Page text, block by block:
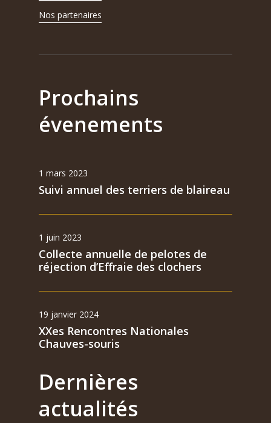
Nos partenaires
Prochains
évenements
1 mars 2023
Suivi annuel des terriers de blaireau
1 juin 2023
Collecte annuelle de pelotes de
réjection d’Effraie des clochers
19 janvier 2024
XXes Rencontres Nationales
Chauves-souris
Dernières
actualités